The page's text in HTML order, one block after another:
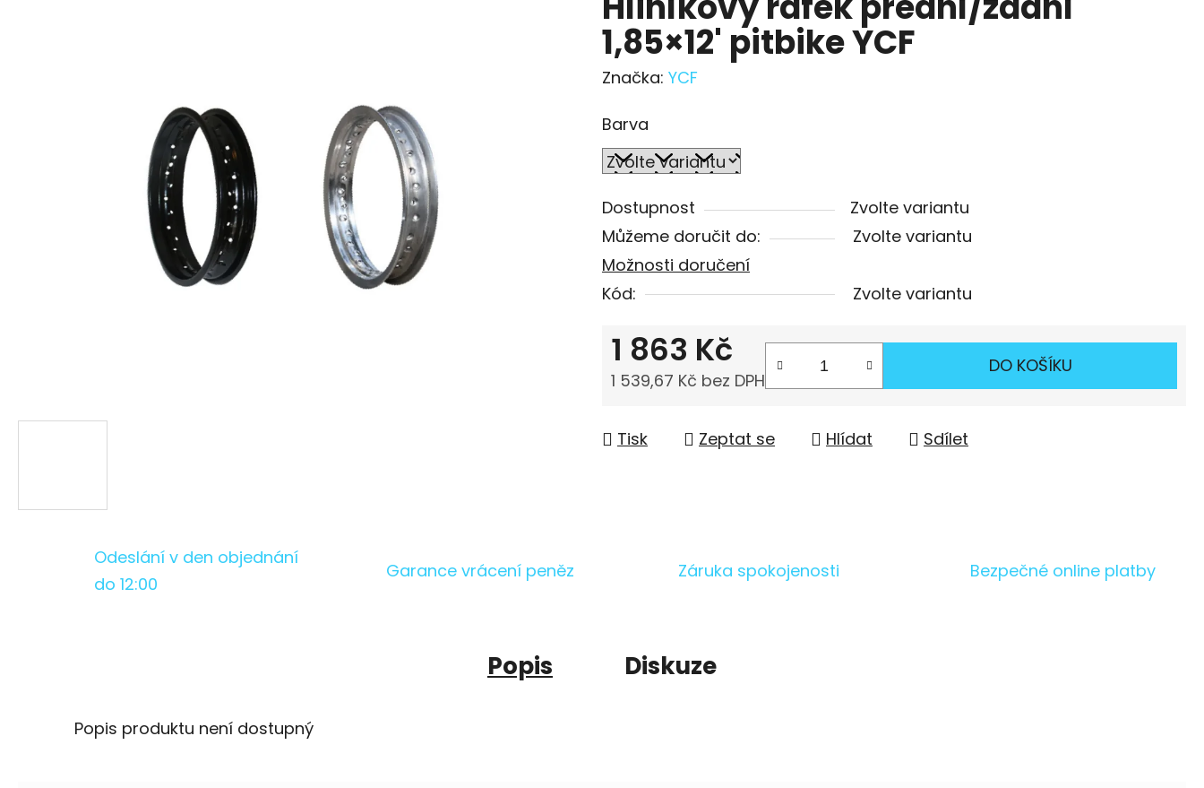
1,85×12' pitbike YCF
Značka: YCF
Barva
Dostupnost
Zvolte variantu
Můžeme doručit do:
Zvolte variantu
Možnosti doručení
Kód:
Zvolte variantu
1 863 Kč
1 539,67 Kč bez DPH
DO KOŠÍKU
Tisk Zeptat se Hlídat Sdílet
Odeslání v den objednání
do 12:00
Garance vrácení peněz Záruka spokojenosti Bezpečné online platby
Popis Diskuze
Popis produktu není dostupný